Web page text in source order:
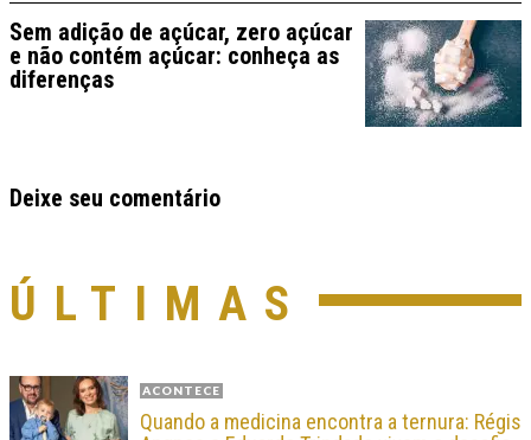
Sem adição de açúcar, zero açúcar
e não contém açúcar: conheça as
diferenças
Deixe seu comentário
ÚLTIMAS
ACONTECE
Quando a medicina encontra a ternura: Régis